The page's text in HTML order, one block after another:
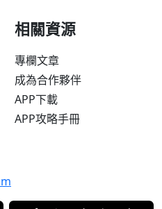
相關資源
專欄文章
成為合作夥伴
APP下載
APP攻略手冊